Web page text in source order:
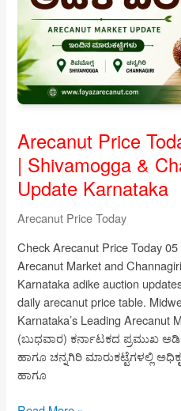
Tiptur
Copra
Price
Today
Arecanut Price
| Shivamogga &
Update Karnataka
Arecanut Price Today
Check Arecanut Price Today
Arecanut Market and
Karnataka adike auction
daily arecanut price table.
Karnataka’s Leading Arecanut
(ಬುಧವಾರ) ಕರ್ನಾಟಕದ ಪ್ರಮುಖ
ಹಾಗೂ ಚನ್ನಗಿರಿ ಮಾರುಕಟ್ಟೆಗಳಲ್ಲಿ
ಹಾಗೂ